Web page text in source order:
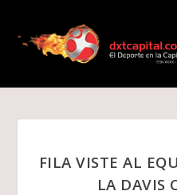
FILA VISTE AL
LA DAVIS